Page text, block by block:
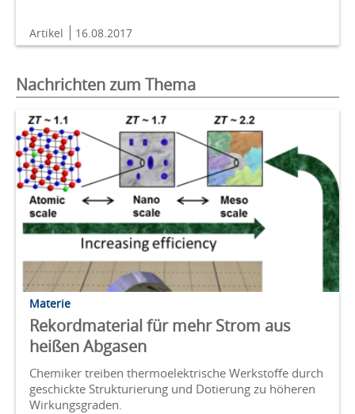
Artikel 16.08.2017
Nachrichten zum Thema
Materie
Rekordmaterial für mehr Strom aus
heißen Abgasen
Chemiker treiben thermoelektrische Werkstoffe durch
geschickte Strukturierung und Dotierung zu höheren
Wirkungsgraden.